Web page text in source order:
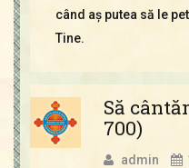
când aş putea să le
Tine.
Să
700)
admin